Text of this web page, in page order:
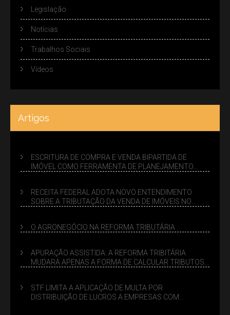
Legislação
Notícias
Trabalhos Sociais
Vídeos
Artigos
ESCRITURA DE COMPRA E VENDA BIPARTIDA DE
IMÓVEL COMO FERRAMENTA DE PLANEJAMENTO
RECEITA FEDERAL ADOTA NOVO ENTENDIMENTO
SOBRE A TRIBUTAÇÃO DA VENDA DE IMÓVEIS NO
O AGRONEGÓCIO NA REFORMA TRIBUTÁRIA
APURAÇÃO ASSISTIDA: A REFORMA TRIBITÁRIA
MUDARÁ APENAS A FORMA DE CALCULAR TRIBUTOS
STF LIMITA A APLICAÇÃO DE MULTA POR
DISTRIBUIÇÃO DE LUCROS A EMPRESAS COM